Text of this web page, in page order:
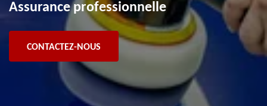
Assurance professionnelle
CONTACTEZ-NOUS